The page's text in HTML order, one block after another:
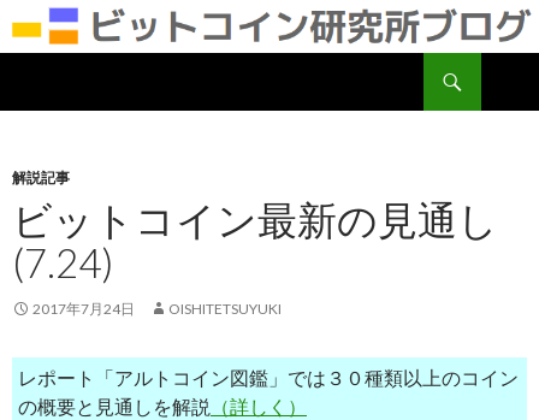
ン
ツ
へ
移
動
解説記事
ビットコイン最新の見通し
(7.24)
2017年7月24日 OISHITETSUYUKI
レポート「アルトコイン図鑑」では３０種類以上のコイン
の概要と見通しを解説
（詳しく）